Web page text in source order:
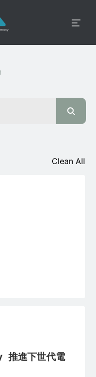
Clean All
推進下世代電